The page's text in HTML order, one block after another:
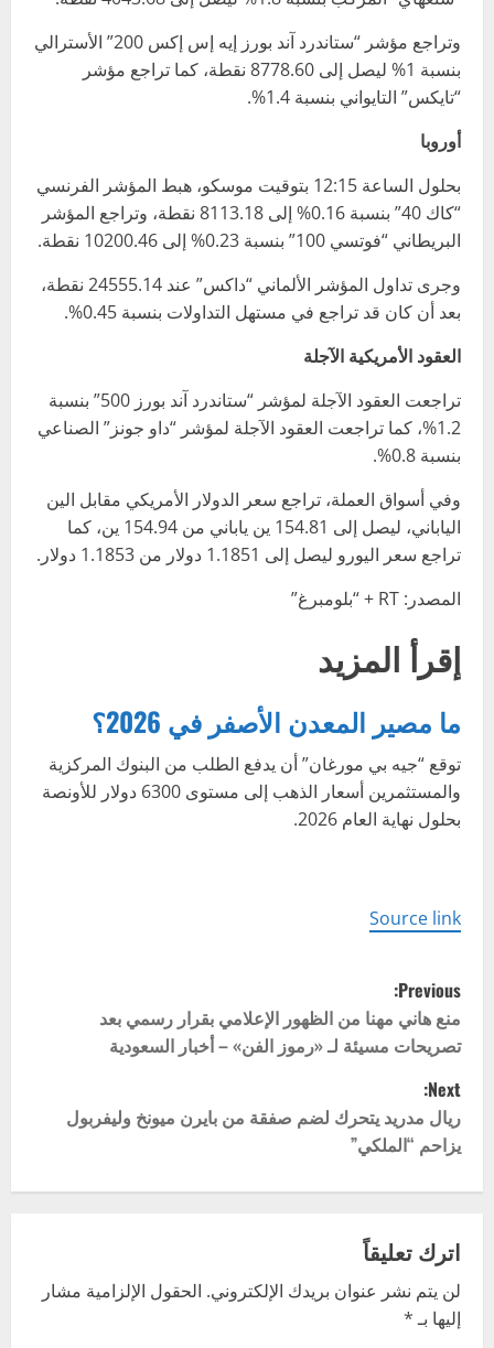
وتراجع مؤشر “ستاندرد آند بورز إيه إس إكس 200” الأسترالي
بنسبة 1% ليصل إلى 8778.60 نقطة، كما تراجع مؤشر
“تايكس” التايواني بنسبة 1.4%.
أوروبا
بحلول الساعة 12:15 بتوقيت موسكو، هبط المؤشر الفرنسي
“كاك 40” بنسبة 0.16% إلى 8113.18 نقطة، وتراجع المؤشر
البريطاني “فوتسي 100” بنسبة 0.23% إلى 10200.46 نقطة.
وجرى تداول المؤشر الألماني “داكس” عند 24555.14 نقطة،
بعد أن كان قد تراجع في مستهل التداولات بنسبة 0.45%.
العقود الأمريكية الآجلة
تراجعت العقود الآجلة لمؤشر “ستاندرد آند بورز 500” بنسبة
1.2%، كما تراجعت العقود الآجلة لمؤشر “داو جونز” الصناعي
بنسبة 0.8%.
وفي أسواق العملة، تراجع سعر الدولار الأمريكي مقابل الين
الياباني، ليصل إلى 154.81 ين ياباني من 154.94 ين، كما
تراجع سعر اليورو ليصل إلى 1.1851 دولار من 1.1853 دولار.
المصدر: RT + “بلومبرغ”
إقرأ المزيد
ما مصير المعدن الأصفر في 2026؟
توقع “جيه بي مورغان” أن يدفع الطلب من البنوك المركزية
والمستثمرين أسعار الذهب إلى مستوى 6300 دولار للأونصة
بحلول نهاية العام 2026.
Source link
P
o
s
t
n
v
i
Previous:
منع هاني مهنا من الظهور الإعلامي بقرار رسمي بعد
تصريحات مسيئة لـ «رموز الفن» – أخبار السعودية
Next:
ريال مدريد يتحرك لضم صفقة من بايرن ميونخ وليفربول
يزاحم “الملكي”
اترك تعليقاً
لن يتم نشر عنوان بريدك الإلكتروني. الحقول الإلزامية مشار
إليها بـ*